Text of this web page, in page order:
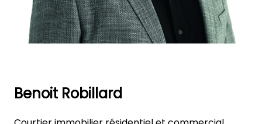
Benoit Robillard